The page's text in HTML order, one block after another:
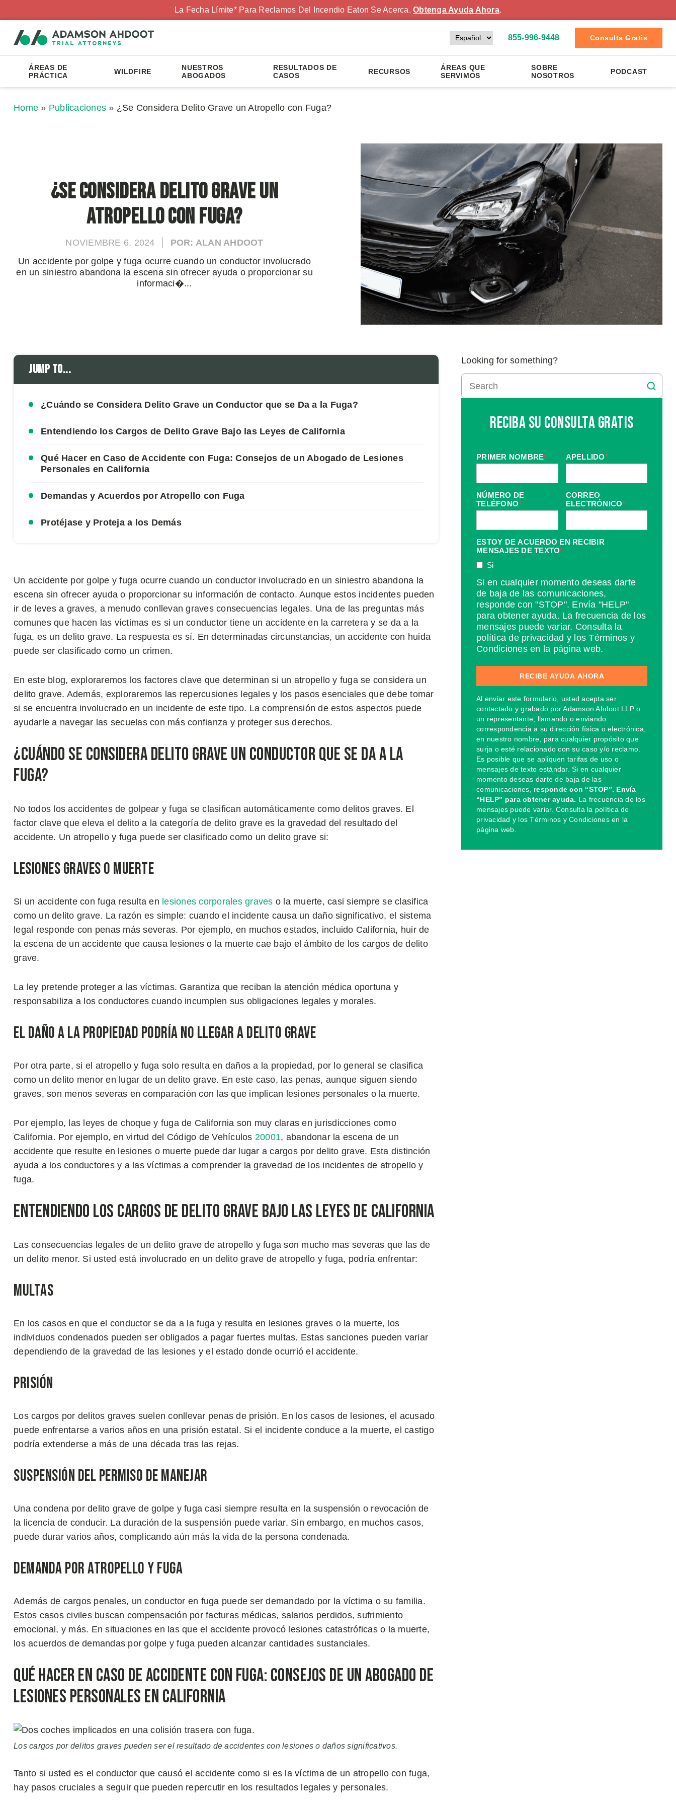
La Fecha Límite* Para Reclamos Del Incendio Eaton Se Acerca.Obtenga Ayuda Ahora.
855-996-9448 Consulta Gratis
ÁREAS DE
PRÁCTICA
WILDFIRE
NUESTROS
ABOGADOS
RESULTADOS DE
CASOS
RECURSOS
ÁREAS QUE
SERVIMOS
SOBRE
NOSOTROS
PODCAST
Home » Publicaciones » ¿Se Considera Delito Grave un Atropello con Fuga?
¿Se Considera Delito Grave un
Atropello con Fuga?
NOVIEMBRE 6, 2024
POR: ALAN AHDOOT
Un accidente por golpe y fuga ocurre cuando un conductor involucrado
en un siniestro abandona la escena sin ofrecer ayuda o proporcionar su
informaci�...
Jump to...
¿Cuándo se Considera Delito Grave un Conductor que se Da a la Fuga?
Entendiendo los Cargos de Delito Grave Bajo las Leyes de California
Qué Hacer en Caso de Accidente con Fuga: Consejos de un Abogado de Lesiones
Personales en California
Demandas y Acuerdos por Atropello con Fuga
Protéjase y Proteja a los Demás
Un accidente por golpe y fuga ocurre cuando un conductor involucrado en un siniestro abandona la
escena sin ofrecer ayuda o proporcionar su información de contacto. Aunque estos incidentes pueden
ir de leves a graves, a menudo conllevan graves consecuencias legales. Una de las preguntas más
comunes que hacen las víctimas es si un conductor tiene un accidente en la carretera y se da a la
fuga, es un delito grave. La respuesta es sí. En determinadas circunstancias, un accidente con huida
puede ser clasificado como un crimen.
En este blog, exploraremos los factores clave que determinan si un atropello y fuga se considera un
delito grave. Además, exploraremos las repercusiones legales y los pasos esenciales que debe tomar
si se encuentra involucrado en un incidente de este tipo. La comprensión de estos aspectos puede
ayudarle a navegar las secuelas con más confianza y proteger sus derechos.
¿Cuándo se Considera Delito Grave un Conductor que se Da a la
Fuga?
No todos los accidentes de golpear y fuga se clasifican automáticamente como delitos graves. El
factor clave que eleva el delito a la categoría de delito grave es la gravedad del resultado del
accidente. Un atropello y fuga puede ser clasificado como un delito grave si:
Lesiones Graves o Muerte
Si un accidente con fuga resulta en lesiones corporales graves o la muerte, casi siempre se clasifica
como un delito grave. La razón es simple: cuando el incidente causa un daño significativo, el sistema
legal responde con penas más severas. Por ejemplo, en muchos estados, incluido California, huir de
la escena de un accidente que causa lesiones o la muerte cae bajo el ámbito de los cargos de delito
grave.
La ley pretende proteger a las víctimas. Garantiza que reciban la atención médica oportuna y
responsabiliza a los conductores cuando incumplen sus obligaciones legales y morales.
El Daño a la Propiedad Podría No Llegar a Delito Grave
Por otra parte, si el atropello y fuga solo resulta en daños a la propiedad, por lo general se clasifica
como un delito menor en lugar de un delito grave. En este caso, las penas, aunque siguen siendo
graves, son menos severas en comparación con las que implican lesiones personales o la muerte.
Por ejemplo, las leyes de choque y fuga de California son muy claras en jurisdicciones como
California. Por ejemplo, en virtud del Código de Vehículos 20001, abandonar la escena de un
accidente que resulte en lesiones o muerte puede dar lugar a cargos por delito grave. Esta distinción
ayuda a los conductores y a las víctimas a comprender la gravedad de los incidentes de atropello y
fuga.
Entendiendo los Cargos de Delito Grave Bajo las Leyes de California
Las consecuencias legales de un delito grave de atropello y fuga son mucho mas severas que las de
un delito menor. Si usted está involucrado en un delito grave de atropello y fuga, podría enfrentar:
Multas
En los casos en que el conductor se da a la fuga y resulta en lesiones graves o la muerte, los
individuos condenados pueden ser obligados a pagar fuertes multas. Estas sanciones pueden variar
dependiendo de la gravedad de las lesiones y el estado donde ocurrió el accidente.
Prisión
Los cargos por delitos graves suelen conllevar penas de prisión. En los casos de lesiones, el acusado
puede enfrentarse a varios años en una prisión estatal. Si el incidente conduce a la muerte, el castigo
podría extenderse a más de una década tras las rejas.
Suspensión del Permiso de Manejar
Una condena por delito grave de golpe y fuga casi siempre resulta en la suspensión o revocación de
la licencia de conducir. La duración de la suspensión puede variar. Sin embargo, en muchos casos,
puede durar varios años, complicando aún más la vida de la persona condenada.
Demanda por Atropello y Fuga
Además de cargos penales, un conductor en fuga puede ser demandado por la víctima o su familia.
Estos casos civiles buscan compensación por facturas médicas, salarios perdidos, sufrimiento
emocional, y más. En situaciones en las que el accidente provocó lesiones catastróficas o la muerte,
los acuerdos de demandas por golpe y fuga pueden alcanzar cantidades sustanciales.
Qué Hacer en Caso de Accidente con Fuga: Consejos de un Abogado de
Lesiones Personales en California
Los cargos por delitos graves pueden ser el resultado de accidentes con lesiones o daños significativos.
Tanto si usted es el conductor que causó el accidente como si es la víctima de un atropello con fuga,
hay pasos cruciales a seguir que pueden repercutir en los resultados legales y personales.
Looking for something?
Reciba Su Consulta Gratis
PRIMER NOMBRE* APELLIDO*
NÚMERO DE
TELÉFONO*
CORREO
ELECTRÓNICO*
ESTOY DE ACUERDO EN RECIBIR
MENSAJES DE TEXTO*
Si
Si en cualquier momento deseas darte
de baja de las comunicaciones,
responde con "STOP". Envía "HELP"
para obtener ayuda. La frecuencia de los
mensajes puede variar. Consulta la
política de privacidad y los Términos y
Condiciones en la página web.
Al enviar este formulario, usted acepta ser
contactado y grabado por Adamson Ahdoot LLP o
un representante, llamando o enviando
correspondencia a su dirección física o electrónica,
en nuestro nombre, para cualquier propósito que
surja o esté relacionado con su caso y/o reclamo.
Es posible que se apliquen tarifas de uso o
mensajes de texto estándar. Si en cualquier
momento deseas darte de baja de las
comunicaciones, responde con “STOP”. Envía
“HELP” para obtener ayuda. La frecuencia de los
mensajes puede variar. Consulta la política de
privacidad y los Términos y Condiciones en la
página web.